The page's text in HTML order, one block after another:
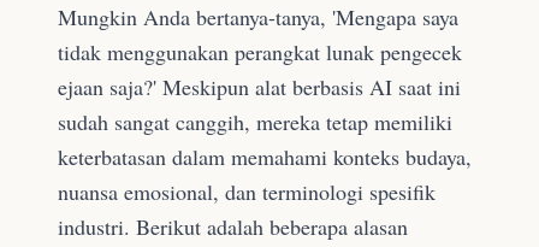
Mungkin Anda bertanya-tanya, 'Mengapa saya
tidak menggunakan perangkat lunak pengecek
ejaan saja?' Meskipun alat berbasis AI saat ini
sudah sangat canggih, mereka tetap memiliki
keterbatasan dalam memahami konteks budaya,
nuansa emosional, dan terminologi spesifik
industri. Berikut adalah beberapa alasan